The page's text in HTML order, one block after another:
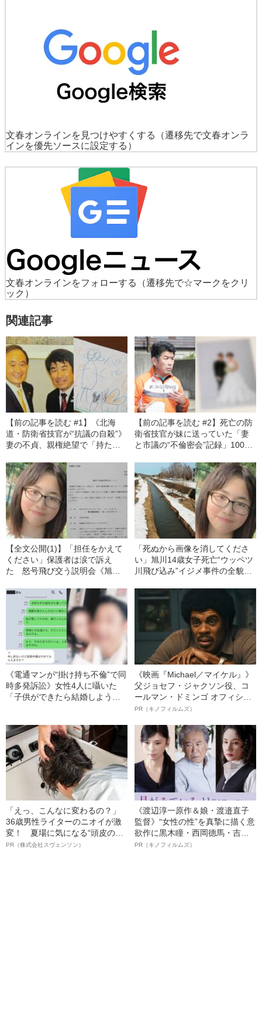
文春オンラインを見つけやすくする
（遷移先で文春オンラ
インを優先ソースに設定する）
文春オンラインをフォローする
（遷移先で☆マークをクリ
ック）
関連記事
【前の記事を読む #1】《北海
道・防衛省技官が“抗議の自殺”》
妻の不貞、親権絶望で「持たな
隊OBの市議（72）
【前の記事を読む #2】死亡の防
衛省技官が妹に送っていた「妻
と市議の“不倫密会”記録」100ペ
【全文公開(1)】「担任をかえて
ください」保護者は涙で訴え
た 怒号飛び交う説明会《旭川
「死ぬから画像を消してくださ
い」旭川14歳女子死亡“ウッペツ
川飛び込み”イジメ事件の全貌
《電通マンが“掛け持ち不倫”で同
時多発訴訟》女性4人に囁いた
「子供ができたら結婚しよう」
《映画『Michael／マイケル』》
父ジョセフ・ジャクソン役、コ
ールマン・ドミンゴ オフィシャ
ルインタビュー“観客を魅了した
語る”《日本興収70億円突破》
PR（キノフィルムズ）
「えっ、こんなに変わるの？」
36歳男性ライターのニオイが激
変！ 夏場に気になる“頭皮のニ
オイ”や“ベタつき”を解消す
PR（株式会社スヴェンソン）
《渡辺淳一原作＆娘・渡邉直子
監督》“女性の性”を真摯に描く意
欲作に黒木瞳・西岡德馬・吉田
羊が出演決定！《映画『月がみ
PR（キノフィルムズ）